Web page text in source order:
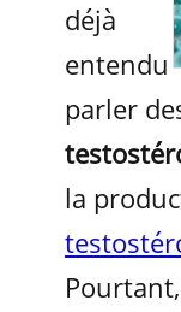
déjà
entendu
parler
la